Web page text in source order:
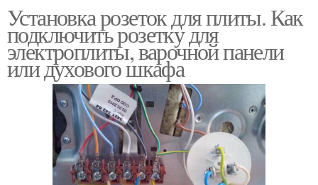
Установка розеток для плиты. Как
подключить розетку для
электроплиты, варочной панели
или духового шкафа